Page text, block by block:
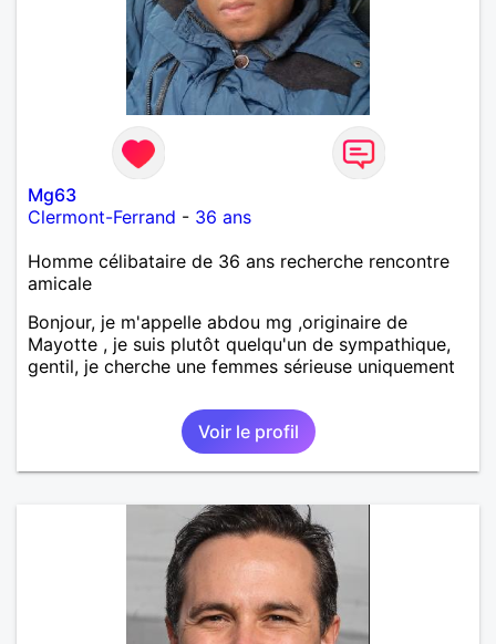
Mg63
Clermont-Ferrand - 36 ans
Homme célibataire de 36 ans recherche rencontre
amicale
Bonjour, je m'appelle abdou mg ,originaire de
Mayotte , je suis plutôt quelqu'un de sympathique,
gentil, je cherche une femmes sérieuse uniquement
Voir le profil